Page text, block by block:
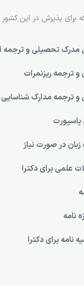
برای پذیرش در این
مدرک تحصیلی و ترجمه
ترجمه ریزنمرات
ترجمه مدارک شناسایی
زبان در صورت نیاز
علمی برای دکترا
نامه
نامه برای دکترا